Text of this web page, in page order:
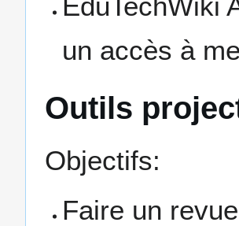
un accès à
Outils
Objectifs:
Faire un